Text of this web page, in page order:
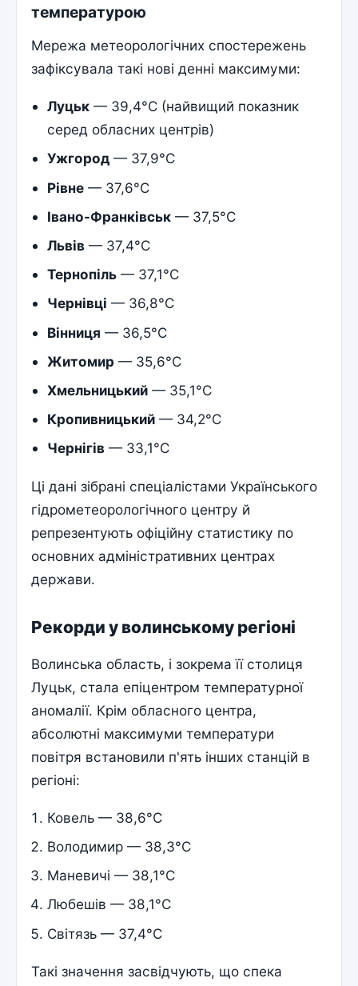
температурою
Мережа метеорологічних спостережень
зафіксувала такі нові денні максимуми:
Луцьк — 39,4°C (найвищий показник
серед обласних центрів)
Ужгород — 37,9°C
Рівне — 37,6°C
Івано-Франківськ — 37,5°C
Львів — 37,4°C
Тернопіль — 37,1°C
Чернівці — 36,8°C
Вінниця — 36,5°C
Житомир — 35,6°C
Хмельницький — 35,1°C
Кропивницький — 34,2°C
Чернігів — 33,1°C
Ці дані зібрані спеціалістами Українського
гідрометеорологічного центру й
репрезентують офіційну статистику по
основних адміністративних центрах
держави.
Рекорди у волинському регіоні
Волинська область, і зокрема її столиця
Луцьк, стала епіцентром температурної
аномалії. Крім обласного центра,
абсолютні максимуми температури
повітря встановили п'ять інших станцій в
регіоні:
Ковель — 38,6°C
Володимир — 38,3°C
Маневичі — 38,1°C
Любешів — 38,1°C
Світязь — 37,4°C
Такі значення засвідчують, що спека